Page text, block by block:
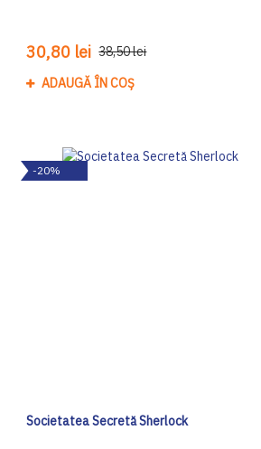
30,80 lei 38,50 lei
ADAUGĂ ÎN COȘ
-20%
Societatea Secretă Sherlock